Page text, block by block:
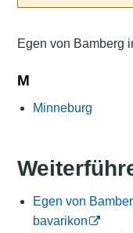
Egen von Bamberg
M
Minneburg
Egen von
bavarikon